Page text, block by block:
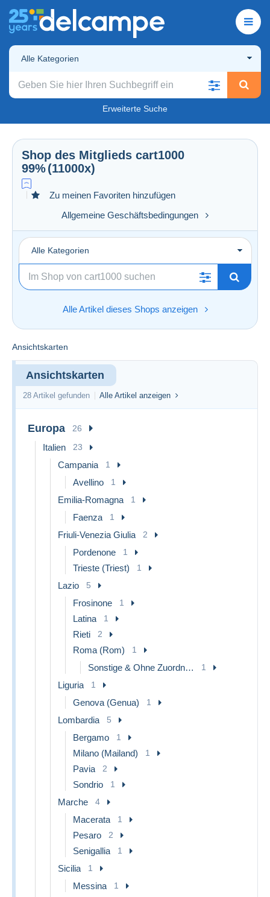
Alle Kategorien
Erweiterte Suche
Shop des Mitglieds cart1000
99%(11000x)
Zu meinen Favoriten hinzufügen
Allgemeine Geschäftsbedingungen
Alle Kategorien
Alle Artikel dieses Shops anzeigen
Ansichtskarten
Ansichtskarten
28 Artikel gefunden Alle Artikel anzeigen
Europa 26
Italien 23
Campania 1
Avellino 1
Emilia-Romagna 1
Faenza 1
Friuli-Venezia Giulia 2
Pordenone 1
Trieste (Triest) 1
Lazio 5
Frosinone 1
Latina 1
Rieti 2
Roma (Rom) 1
Sonstige & Ohne Zuordnung 1
Liguria 1
Genova (Genua) 1
Lombardia 5
Bergamo 1
Milano (Mailand) 1
Pavia 2
Sondrio 1
Marche 4
Macerata 1
Pesaro 2
Senigallia 1
Sicilia 1
Messina 1